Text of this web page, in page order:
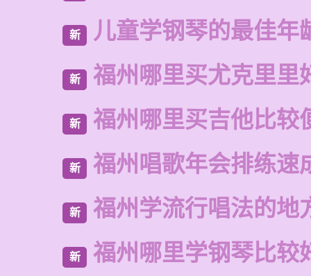
新 儿童学钢琴的最佳年
新 福州哪里买尤克里里
新 福州哪里买吉他比较
新 福州唱歌年会排练速
新 福州学流行唱法的地
新 福州哪里学钢琴比较